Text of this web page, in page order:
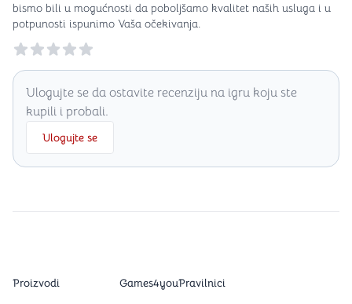
bismo bili u mogućnosti da poboljšamo kvalitet naših usluga i u
potpunosti ispunimo Vaša očekivanja.
Reviews
Ulogujte se da ostavite recenziju na igru koju ste
kupili i probali.
Ulogujte se
Proizvodi Games4youPravilnici